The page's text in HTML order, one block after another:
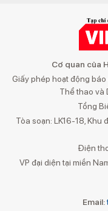
Cơ quan của
Giấy phép hoạt động báo
Thể thao và
Tổng
Tòa soạn: LK16-18, Khu
Điện
VP đại diện tại miền
Email: